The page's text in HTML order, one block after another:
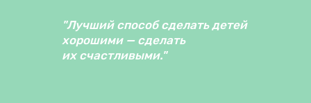
"Лучший способ сделать детей
хорошими — сделать
их счастливыми."